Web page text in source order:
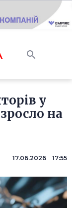
у
на
17.06.2026 17:55